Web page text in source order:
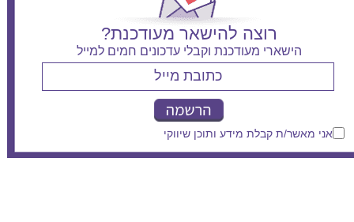
רוצה להישאר מעודכנת?
הישארי מעודכנת וקבלי עדכונים חמים למייל
אני מאשר/ת קבלת מידע ותוכן שיווקי